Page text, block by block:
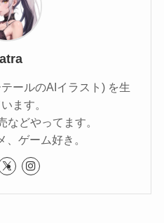
ールのAIイラスト) を生
ます。
などやってます。
、ゲーム好き。